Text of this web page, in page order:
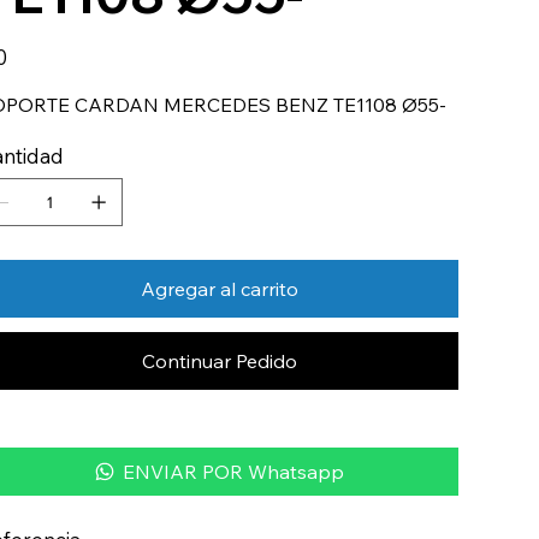
CARDAN MERCEDES BENZ TE1108 Ø55-
Agregar al carrito
Continuar Pedido
ENVIAR POR Whatsapp